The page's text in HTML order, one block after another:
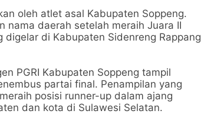
oleh atlet asal Kabupaten Soppeng.
nama daerah setelah meraih Juara II
di Kabupaten Sidenreng Rappang
PGRI Kabupaten Soppeng tampil
partai final. Penampilan yang
posisi runner-up dalam ajang
dan kota di Sulawesi Selatan.